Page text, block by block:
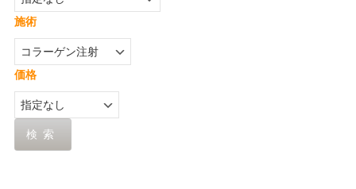
施術
価格
検索